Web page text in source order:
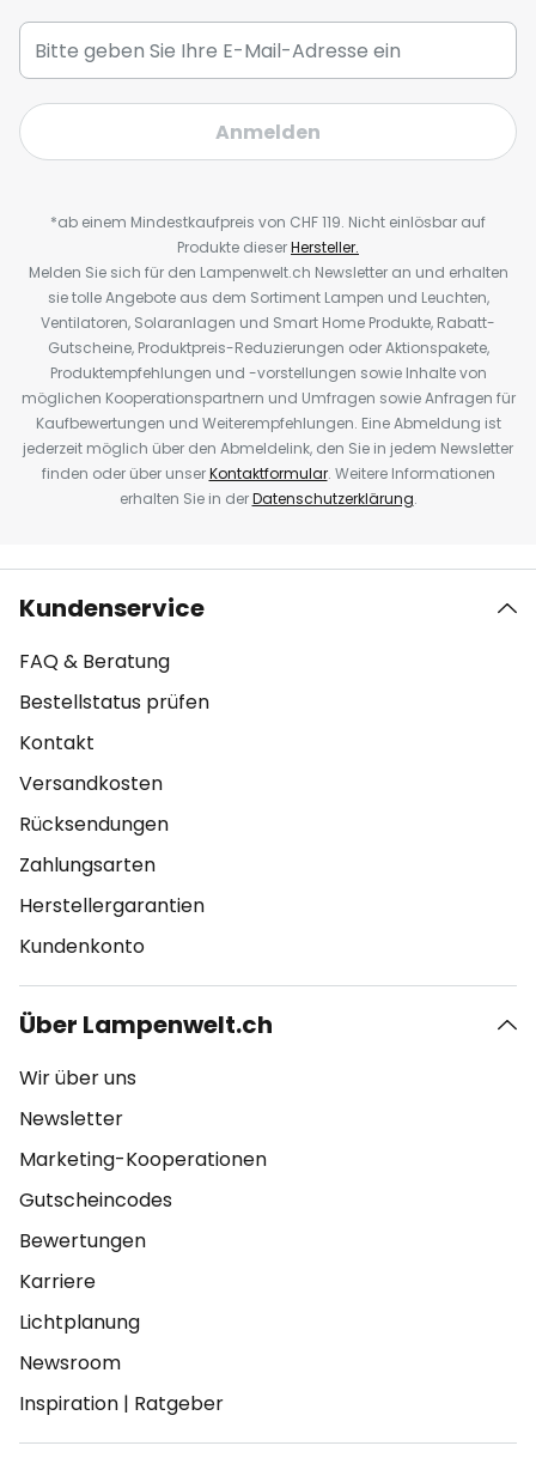
Anmelden
*ab einem Mindestkaufpreis von CHF 119. Nicht einlösbar auf
Produkte dieserHersteller.
Melden Sie sich für den Lampenwelt.ch Newsletter an und erhalten
sie tolle Angebote aus dem Sortiment Lampen und Leuchten,
Ventilatoren, Solaranlagen und Smart Home Produkte, Rabatt-
Gutscheine, Produktpreis-Reduzierungen oder Aktionspakete,
Produktempfehlungen und -vorstellungen sowie Inhalte von
möglichen Kooperationspartnern und Umfragen sowie Anfragen für
Kaufbewertungen und Weiterempfehlungen. Eine Abmeldung ist
jederzeit möglich über den Abmeldelink, den Sie in jedem Newsletter
finden oder über unserKontaktformular. Weitere Informationen
erhalten Sie in derDatenschutzerklärung.
Kundenservice
FAQ & Beratung
Bestellstatus prüfen
Kontakt
Versandkosten
Rücksendungen
Zahlungsarten
Herstellergarantien
Kundenkonto
Über Lampenwelt.ch
Wir über uns
Newsletter
Marketing-Kooperationen
Gutscheincodes
Bewertungen
Karriere
Lichtplanung
Newsroom
Inspiration | Ratgeber